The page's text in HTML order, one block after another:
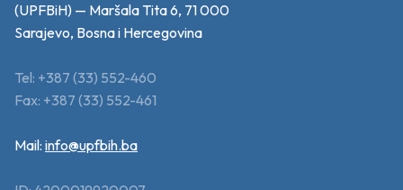
(UPFBiH) — Maršala Tita 6, 71 000
Sarajevo, Bosna i Hercegovina
Tel: +387 (33) 552-460
Fax: +387 (33) 552-461
Mail: info@upfbih.ba